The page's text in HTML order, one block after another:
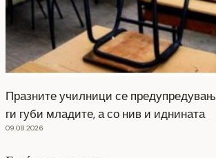
Празните училници се
ги губи младите, а со нив и иднината
09.08.2026